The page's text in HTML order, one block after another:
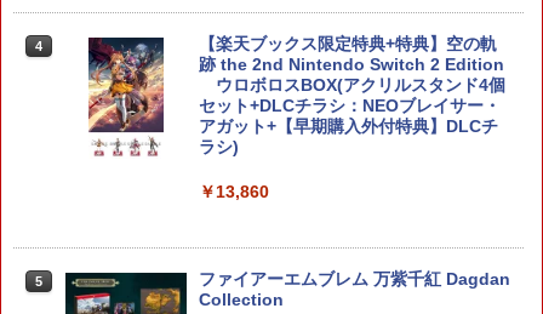
￥10,737
￥14,141
5
『映画 ラブライブ！蓮ノ空女学院スクー
ルアイドルクラブ Bloom Garden Part
y』Blu-ray（特装限定版）
￥8,589
4
【楽天ブックス限定特典+特典】空の軌
跡 the 2nd Nintendo Switch 2 Edition
ウロボロスBOX(アクリルスタンド4個
セット+DLCチラシ：NEOブレイサー・
アガット+【早期購入外付特典】DLCチ
ラシ)
￥13,860
5
ファイアーエムブレム 万紫千紅 Dagdan
Collection